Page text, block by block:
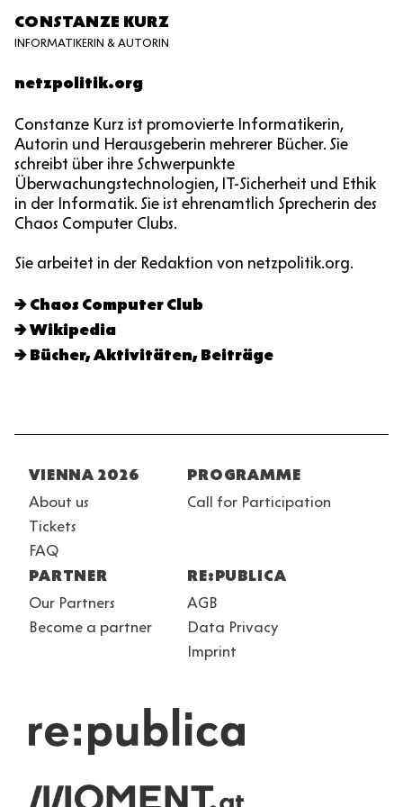
CONSTANZE KURZ
INFORMATIKERIN & AUTORIN
netzpolitik.org
Constanze Kurz ist promovierte Informatikerin,
Autorin und Herausgeberin mehrerer Bücher. Sie
schreibt über ihre Schwerpunkte
Überwachungstechnologien, IT-Sicherheit und Ethik
in der Informatik. Sie ist ehrenamtlich Sprecherin des
Chaos Computer Clubs.
Sie arbeitet in der Redaktion von netzpolitik.org.
Chaos Computer Club
Wikipedia
Bücher, Aktivitäten, Beiträge
Fußzeile
VIENNA 2026
About us
Tickets
FAQ
PROGRAMME
Call for Participation
PARTNER
Our Partners
Become a partner
RE:PUBLICA
AGB
Data Privacy
Imprint